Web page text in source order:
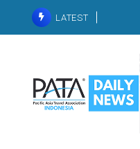
LATEST
Dari